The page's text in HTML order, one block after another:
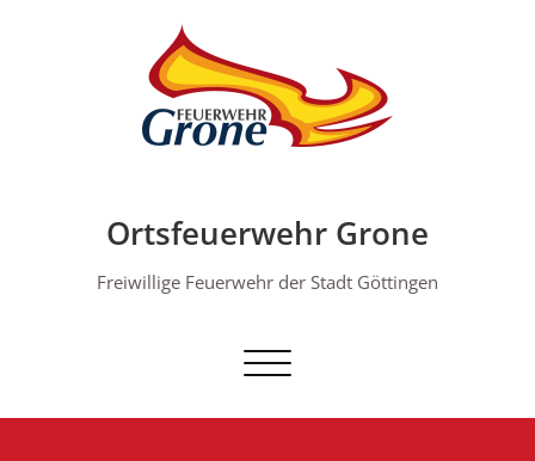
Ortsfeuerwehr Grone
Freiwillige Feuerwehr der Stadt Göttingen
Schalte Navigation